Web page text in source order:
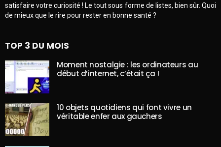
satisfaire votre curiosité ! Le tout sous forme de listes, bien sûr. Quoi
de mieux que le rire pour rester en bonne santé ?
TOP 3 DU MOIS
Moment nostalgie : les ordinateurs au
début d’internet, c’était ça !
10 objets quotidiens qui font vivre un
véritable enfer aux gauchers